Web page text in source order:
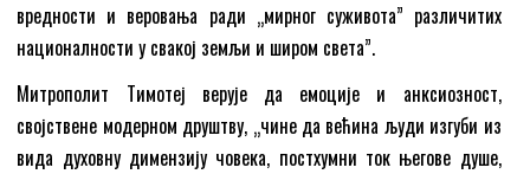
вредности и веровања ради „мирног суживота” различитих
националности у свакој земљи и широм света”.
Митрополит Тимотеј верује да емоције и анксиозност,
својствене модерном друштву, „чине да већина људи изгуби из
вида духовну димензију човека, постхумни ток његове душе,